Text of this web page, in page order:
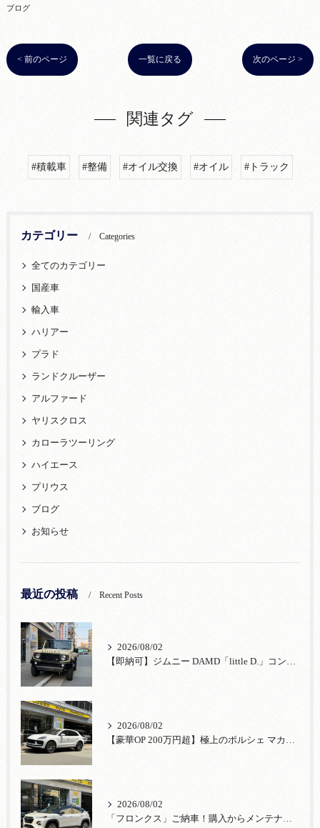
ブログ
< 前のページ 一覧に戻る 次のページ >
関連タグ
#積載車 #整備 #オイル交換 #オイル #トラック
カテゴリー Categories
全てのカテゴリー
国産車
輸入車
ハリアー
プラド
ランドクルーザー
アルファード
ヤリスクロス
カローラツーリング
ハイエース
プリウス
ブログ
お知らせ
最近の投稿 Recent Posts
2026/08/02
【即納可】ジムニー DAMD「little D.」コンプリート！登録済未使用車あり
2026/08/02
【豪華OP 200万円超】極上のポルシェ マカンが入荷！注目のオプション装備
2026/08/02
「フロンクス」ご納車！購入からメンテナンス・リコールまで！宮口自動車